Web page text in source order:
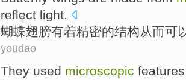
reflect light.
蝴蝶翅膀有着精密的结构从而可
youdao
They used microscopic